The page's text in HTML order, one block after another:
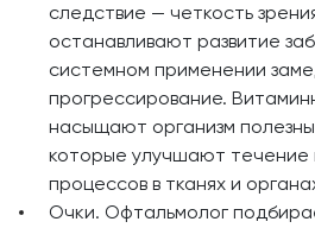
следствие — четкость
останавливают развитие
системном применении
прогрессирование.
насыщают организм
которые улучшают течение
процессов в тканях и
Очки. Офтальмолог